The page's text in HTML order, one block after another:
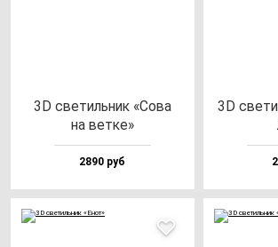
3D све­тиль­ник «Сова
на вет­ке»
2890 руб
3D